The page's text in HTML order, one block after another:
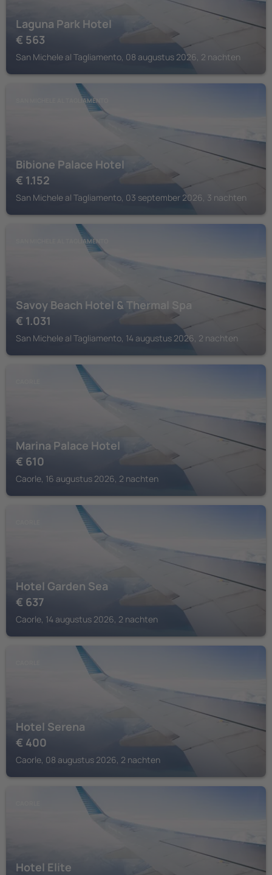
Laguna Park Hotel
€ 563
San Michele al Tagliamento, 08 augustus 2026, 2 nachten
SAN MICHELE AL TAGLIAMENTO
Bibione Palace Hotel
€ 1.152
San Michele al Tagliamento, 03 september 2026, 3 nachten
SAN MICHELE AL TAGLIAMENTO
Savoy Beach Hotel & Thermal Spa
€ 1.031
San Michele al Tagliamento, 14 augustus 2026, 2 nachten
Marina Palace Hotel
€ 610
Caorle, 16 augustus 2026, 2 nachten
Hotel Garden Sea
€ 637
Caorle, 14 augustus 2026, 2 nachten
Hotel Serena
€ 400
Caorle, 08 augustus 2026, 2 nachten
Hotel Elite